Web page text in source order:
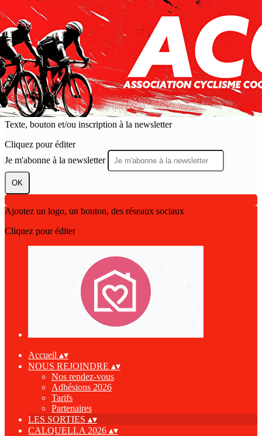
Exporter les lignes sélectionnées
Exporter toutes les colonnes
Exporter uniquement les colonnes affichées
Menu
?>
Images de la page d'accueil
Cliquez pour éditer
Texte, bouton et/ou inscription à la newsletter
Cliquez pour éditer
Je m'abonne à la newsletter
OK
Ajoutez un logo, un bouton, des réseaux sociaux
Cliquez pour éditer
Accueil ▴▾
NOUS REJOINDRE ▴▾
Nos rendez-vous
Adhésions 2026
Tarifs
Partenaires
LES SORTIES ▴▾
CALQUELLA 2026 ▴▾